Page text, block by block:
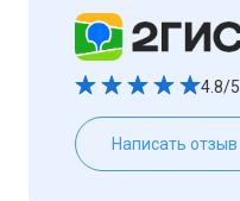
4.8/5
Написать отзыв